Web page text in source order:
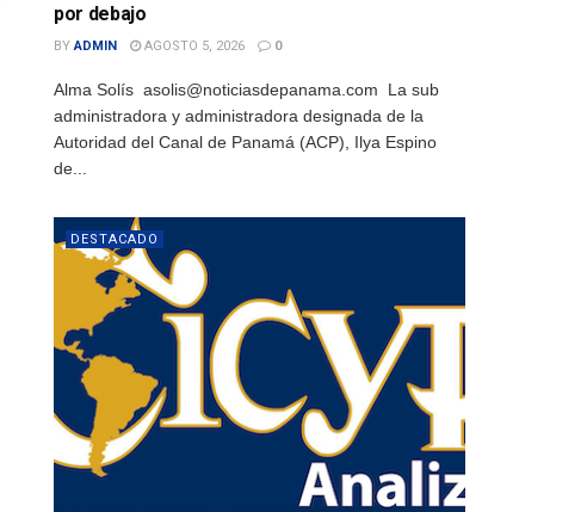
por debajo
BY ADMIN AGOSTO 5, 2026 0
Alma Solís asolis@noticiasdepanama.com La sub
administradora y administradora designada de la
Autoridad del Canal de Panamá (ACP), Ilya Espino
de...
DESTACADO